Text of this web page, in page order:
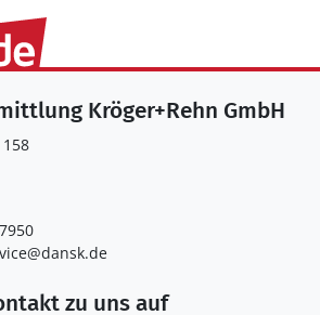
Kröger+Rehn GmbH
zu uns auf